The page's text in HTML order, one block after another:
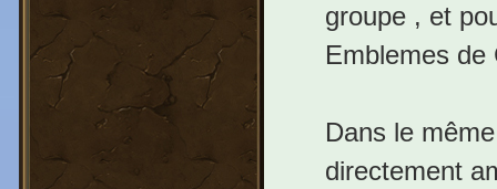
groupe , et
Emblemes de
Dans le
directement